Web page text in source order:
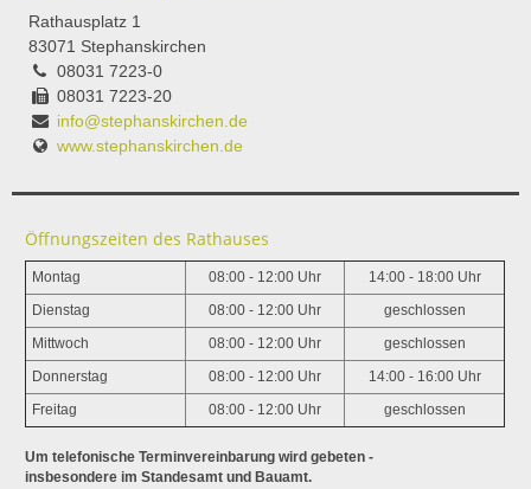
Rathausplatz 1
83071 Stephanskirchen
08031 7223-0
08031 7223-20
info@stephanskirchen.de
www.stephanskirchen.de
Öffnungszeiten des Rathauses
Montag 08:00 - 12:00 Uhr 14:00 - 18:00 Uhr
Dienstag 08:00 - 12:00 Uhr geschlossen
Mittwoch 08:00 - 12:00 Uhr geschlossen
Donnerstag 08:00 - 12:00 Uhr 14:00 - 16:00 Uhr
Freitag 08:00 - 12:00 Uhr geschlossen
Um telefonische Terminvereinbarung wird gebeten -
insbesondere im Standesamt und Bauamt.